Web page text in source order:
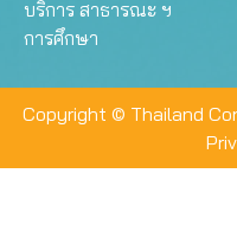
บริการ สาธารณะ ฯ
การศึกษา
Copyright © Thailand